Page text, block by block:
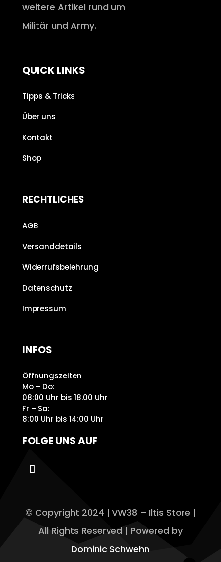
weitere Artikel rund um
Militär und Army.
QUICK LINKS
Tipps & Tricks
Über uns
Kontakt
Shop
RECHTLICHES
AGB
Versanddetails
Widerrufsbelehrung
Datenschutz
Impressum
INFOS
Öffnungszeiten
Mo – Do:
08:00 Uhr bis 18.00 Uhr
Fr – Sa:
8:00 Uhr bis 14:00 Uhr
FOLGE UNS AUF
© Copyright 2024 | VW38 – Iltis Store |
All Rights Reserved | Powered by
Dominic Schwehn